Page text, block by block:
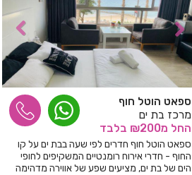
ספאט הוטל חוף
מרכז בת ים
החל מ₪200 בלבד
ספאט הוטל חוף חדרים לפי שעה בבת ים על קו
החוף - חדרי אירוח רומנטיים המשקיפים לחופי
הים של בת ים, מציעים שפע של אווירה מדהימה